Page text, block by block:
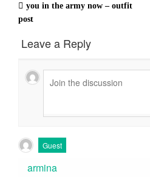
Post
navigation
you in the army now – outfit
post
Leave a Reply
Guest
armina